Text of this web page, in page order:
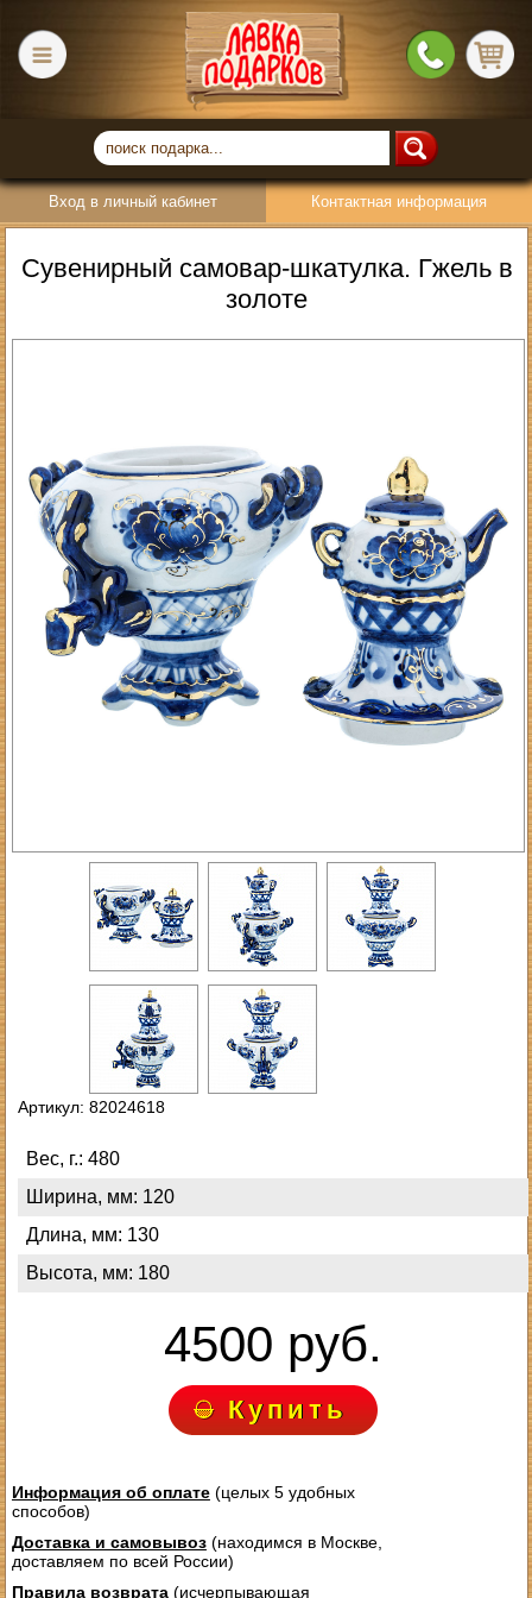
Вход в личный кабинет Контактная информация
Сувенирный самовар-шкатулка. Гжель в
золоте
Артикул: 82024618
Вес, г.: 480
Ширина, мм: 120
Длина, мм: 130
Высота, мм: 180
4500 руб.
Купить
Информация об оплате(целых 5 удобных
способов)
Доставка и самовывоз(находимся в Москве,
доставляем по всей России)
Правила возврата(исчерпывающая